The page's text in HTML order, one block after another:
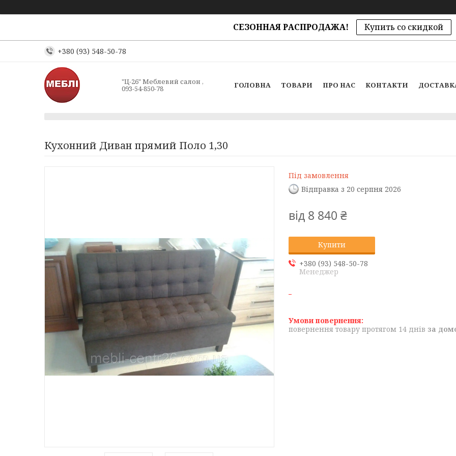
СЕЗОННАЯ РАСПРОДАЖА! Купить со скидкой
+380 (93) 548-50-78
"Ц-26" Меблевий салон ,
093-54-850-78 ГОЛОВНА ТОВАРИ ПРО НАС КОНТАКТИ
Кухонний Диван прямий Поло 1,30
Під замовлення
Відправка з 20 серпня 2026
від 8 840 ₴
Купити
+380 (93) 548-50-78
Менеджер
повернення товару протягом 14 днів за